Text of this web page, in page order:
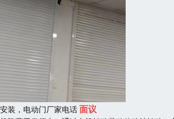
装，电动门厂家电话面议